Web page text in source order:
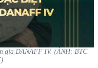
gia DANAFF IV. (ẢNH: BTC